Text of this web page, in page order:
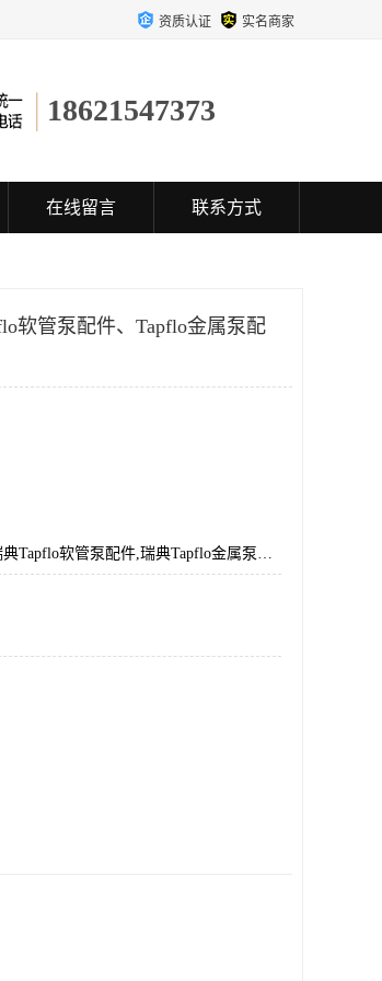
资质认证 实名商家
18621547373
在线留言 联系方式
软管泵配件、Tapflo金属泵配
瑞典Tapflo气动隔膜泵配件,瑞典Tapflo软管泵配件,瑞典Tapflo金属泵配件,瑞典Tapflo离心泵配件,瑞典Tapflo泵配件